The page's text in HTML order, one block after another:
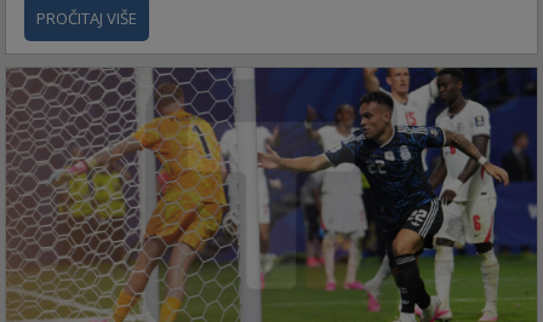
PROČITAJ VIŠE